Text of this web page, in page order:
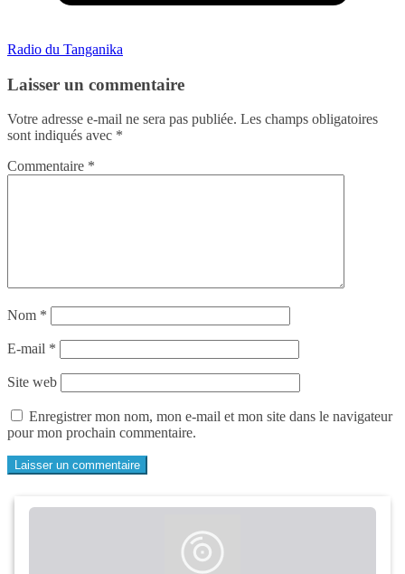
Radio du Tanganika
Laisser un commentaire
Votre adresse e-mail ne sera pas publiée. Les champs obligatoires
sont indiqués avec *
Commentaire *
Nom *
E-mail *
Site web
Enregistrer mon nom, mon e-mail et mon site dans le navigateur
pour mon prochain commentaire.